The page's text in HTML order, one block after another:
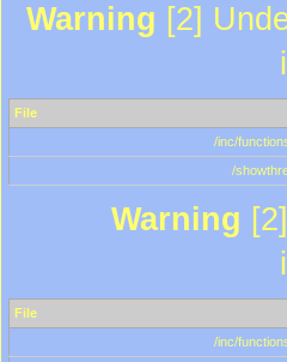
Warning [2]
File
/inc/
/
Warning
File
/inc/